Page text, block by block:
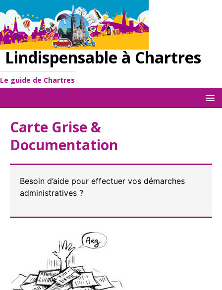
Lindispensable à Chartres
Le guide de Chartres
Carte Grise &
Documentation
Besoin d’aide pour effectuer vos démarches
administratives ?